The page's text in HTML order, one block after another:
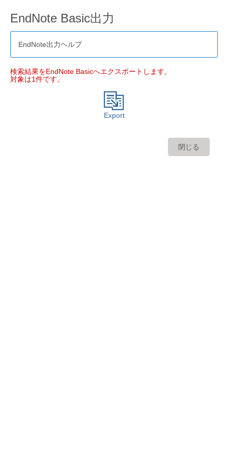
EndNote Basic出力
EndNote出力ヘルプ
検索結果をEndNote Basicへエクスポートします。
対象は1件です。
Export